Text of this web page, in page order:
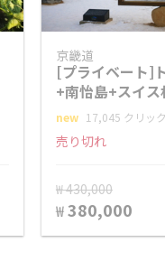
京畿道
[プライベート]
+南怡島+スイ
日帰りツアー
new 17,045 クリック
売り切れ
₩ 430,000
₩380,000